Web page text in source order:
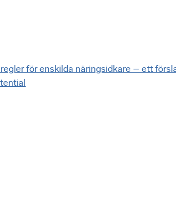
för enskilda näringsidkare – ett